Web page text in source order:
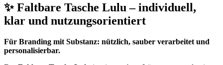
✨ Faltbare Tasche Lulu – individuell,
klar und nutzungsorientiert
Für Branding mit Substanz: nützlich, sauber verarbeitet und
personalisierbar.